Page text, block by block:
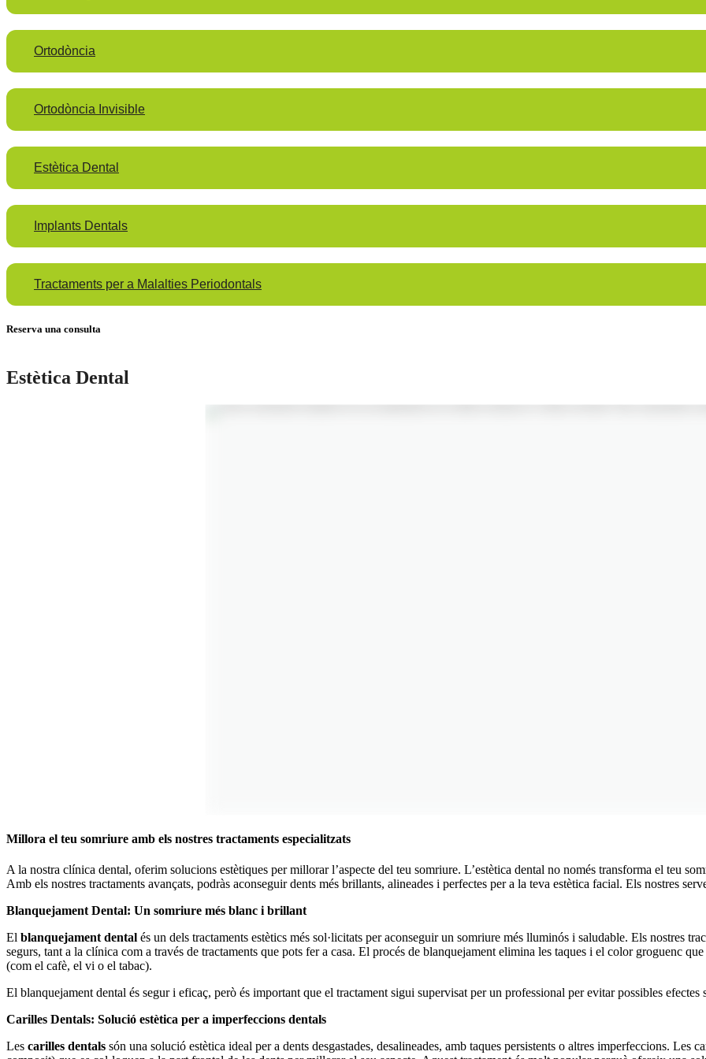
Ortodòncia
Ortodòncia Invisible
Estètica Dental
Implants Dentals
Tractaments per a Malalties Periodontals
Reserva una consulta
Estètica Dental
Millora el teu somriure amb els nostres tractaments especialitzats
A la nostra clínica dental, oferim solucions estètiques per millorar l’aspecte del teu somriure. L’estètica dental no només transforma el teu
Amb els nostres tractaments avançats, podràs aconseguir dents més brillants, alineades i perfectes per a la teva estètica facial. Els nostres
Blanquejament Dental: Un somriure més blanc i brillant
El blanquejament dental és un dels tractaments estètics més sol·licitats per aconseguir un somriure més lluminós i saludable. Els nostres
segurs, tant a la clínica com a través de tractaments que pots fer a casa. El procés de blanquejament elimina les taques i el color groguenc
(com el cafè, el vi o el tabac).
El blanquejament dental és segur i eficaç, però és important que el tractament sigui supervisat per un professional per evitar possibles efectes
Carilles Dentals: Solució estètica per a imperfeccions dentals
Les carilles dentals són una solució estètica ideal per a dents desgastades, desalineades, amb taques persistents o altres imperfeccions. Les